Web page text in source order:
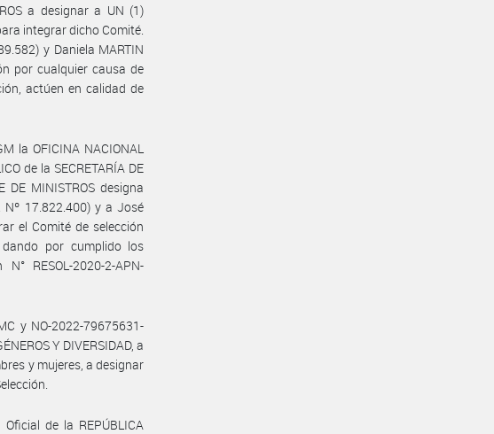
a designar a UN (1)
integrar dicho Comité.
y Daniela MARTIN
por cualquier causa de
actúen en calidad de
la OFICINA NACIONAL
de la SECRETARÍA DE
DE MINISTROS designa
17.822.400) y a José
el Comité de selección
por cumplido los
RESOL-2020-2-APN-
y NO-2022-79675631-
Y DIVERSIDAD, a
y mujeres, a designar
de la REPÚBLICA